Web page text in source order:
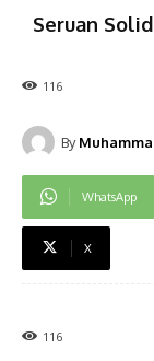
Seruan
116
By
WhatsApp
X
116